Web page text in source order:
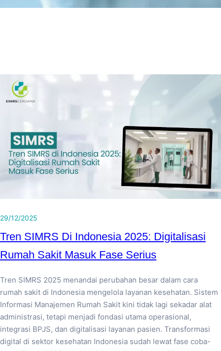
29/12/2025
Tren SIMRS Di Indonesia 2025: Digitalisasi
Rumah Sakit Masuk Fase Serius
Tren SIMRS 2025 menandai perubahan besar dalam cara
rumah sakit di Indonesia mengelola layanan kesehatan. Sistem
Informasi Manajemen Rumah Sakit kini tidak lagi sekadar alat
administrasi, tetapi menjadi fondasi utama operasional,
integrasi BPJS, dan digitalisasi layanan pasien. Transformasi
digital di sektor kesehatan Indonesia sudah lewat fase coba-